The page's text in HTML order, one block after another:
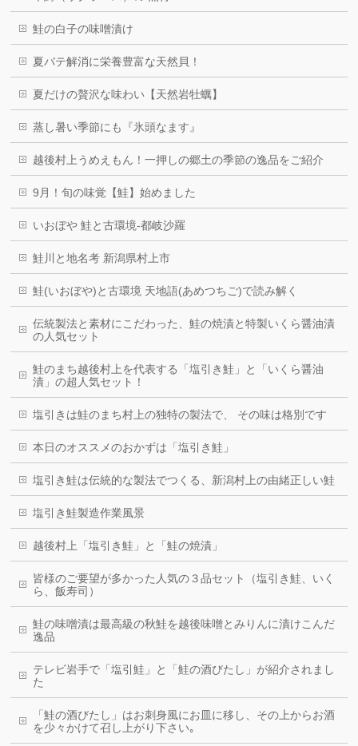
鮭の白子の味噌漬け
夏バテ解消に栄養豊富な天然貝！
夏だけの贅沢な味わい【天然岩牡蠣】
蒸し暑い季節にも『氷頭なます』
越後村上うめえもん！一押しの郷土の季節の逸品をご紹介
9月！旬の味覚【鮭】始めました
いおぼや 鮭と古環境-都岐沙羅
鮭川と地名考 新潟県村上市
鮭(いおぼや)と古環境 天地語(あめつちご)で読み解く
伝統製法と素材にこだわった、鮭の焼漬と特製いくら醤油漬
の人気セット
鮭のまち越後村上を代表する「塩引き鮭」と「いくら醤油
漬」の超人気セット！
塩引きは鮭のまち村上の独特の製法で、 その味は格別です
本日のオススメのおかずは「塩引き鮭」
塩引き鮭は伝統的な製法でつくる、新潟村上の由緒正しい鮭
塩引き鮭製造作業風景
越後村上「塩引き鮭」と「鮭の焼漬」
皆様のご要望が多かった人気の３品セット（塩引き鮭、いく
ら、飯寿司）
鮭の味噌漬は最高級の秋鮭を越後味噌とみりんに漬けこんだ
逸品
テレビ岩手で「塩引鮭」と「鮭の酒びたし」が紹介されまし
た
「鮭の酒びたし」はお刺身風にお皿に移し、その上からお酒
を少々かけて召し上がり下さい｡